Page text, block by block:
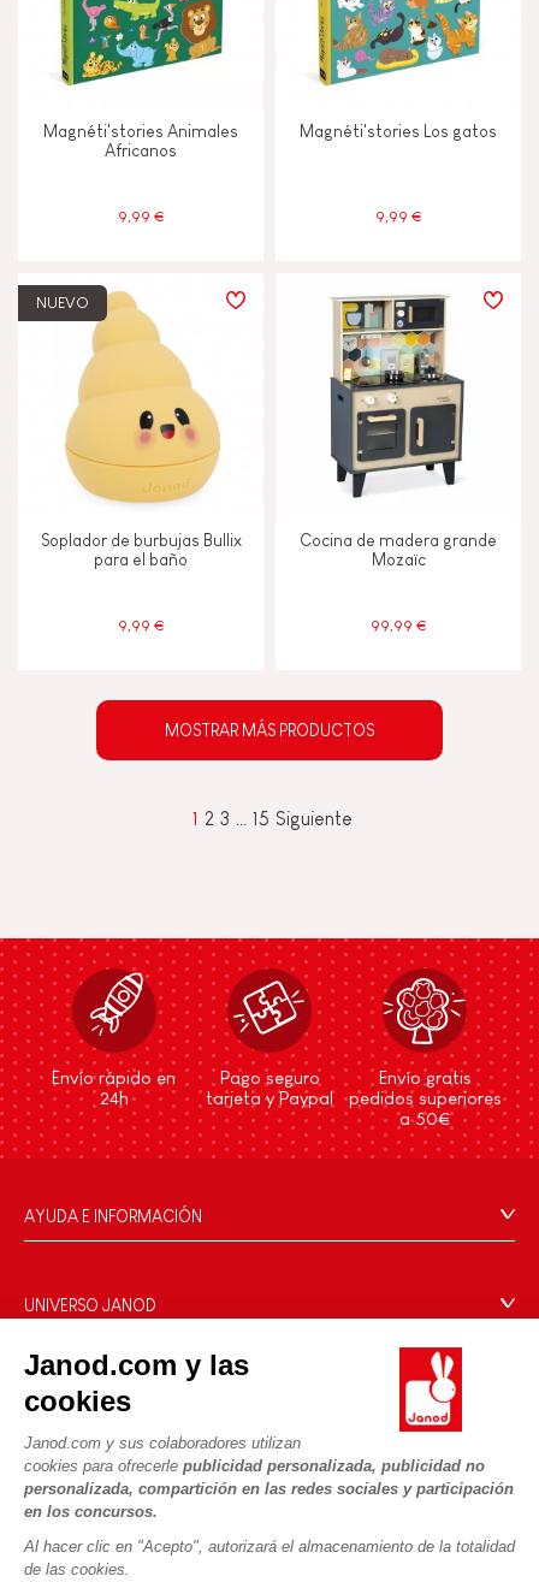
Janod.com y las
cookies
Janod.com y sus colaboradores utilizan
cookies para ofrecerle publicidad personalizada, publicidad no
personalizada, compartición en las redes sociales y participación
en los concursos.
Al hacer clic en "Acepto", autorizará el almacenamiento de la totalidad
de las cookies.
Magnéti'stories Animales
Africanos
9,99 €
Magnéti'stories Los gatos
9,99 €
NUEVO
Soplador de burbujas Bullix
para el baño
9,99 €
Cocina de madera grande
Mozaïc
99,99 €
MOSTRAR MÁS PRODUCTOS
1 2 3 15 Siguiente
Envío rápido en
24h
Pago seguro
tarjeta y Paypal
Envío gratis
pedidos superiores
a 50€
AYUDA E INFORMACIÓN
Preguntas más frecuentes
Tiendas
Retirada de productos
Datos personales
Cookies
Condiciones de las ofertas
Condiciones de uso #YesJanod
UNIVERSO JANOD
¿Qué es FSC®?
NUESTROS SERVICIOS
Pago seguro
Métodos de envío
Vídeos
Reglas del juego y manuales
PROFESIONAL
SÍGUENOS